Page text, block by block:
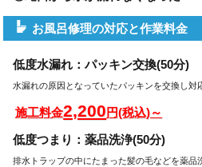
お風呂修理の対応と作業料金
低度水漏れ：パッキン交換(50分)
水漏れの原因となっていたパッキンを交換し対
施工料金2,200円(税込)～
低度つまり：薬品洗浄(50分)
排水トラップの中にたまった髪の毛などを薬品